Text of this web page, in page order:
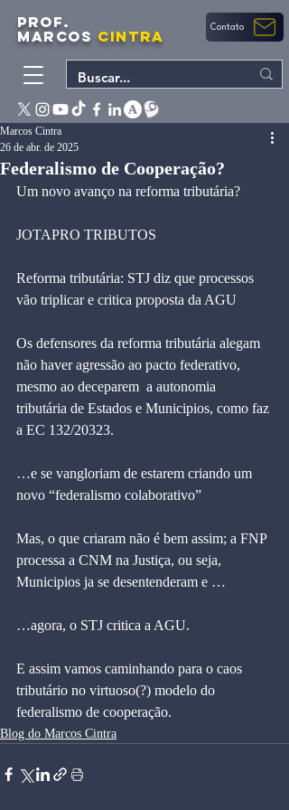
PROF.
MARCOS CINTRA Contato
Federalismo de Cooperação?
Marcos Cintra
26 de abr. de 2025
Um novo avanço na reforma tributária?
JOTAPRO TRIBUTOS
Reforma tributária: STJ diz que processos
vão triplicar e critica proposta da AGU
Os defensores da reforma tributária alegam
não haver agressão ao pacto federativo,
mesmo ao deceparem  a autonomia
tributária de Estados e Municipios, como faz
a EC 132/20323.
…e se vangloriam de estarem criando um
novo “federalismo colaborativo”
Mas, o que criaram não é bem assim; a FNP
processa a CNM na Justiça, ou seja,
Municipios ja se desentenderam e …
…agora, o STJ critica a AGU.
E assim vamos caminhando para o caos
tributário no virtuoso(?) modelo do
federalismo de cooperação.
Blog do Marcos Cintra